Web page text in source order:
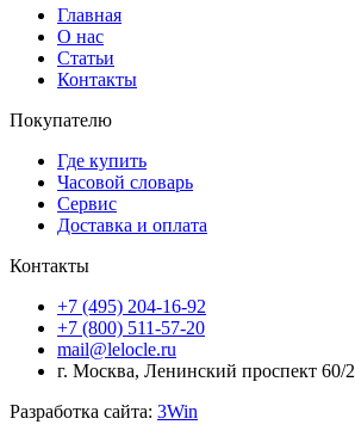
Главная
О нас
Статьи
Контакты
Покупателю
Где купить
Часовой словарь
Сервис
Доставка и оплата
Контакты
+7 (495) 204-16-92
+7 (800) 511-57-20
mail@lelocle.ru
г. Москва, Ленинский проспект 60/2
Разработка сайта: 3Win